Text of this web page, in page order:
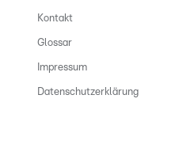
Kontakt
Glossar
Impressum
Datenschutzerklärung